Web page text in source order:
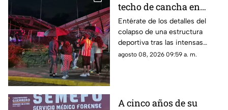
techo de cancha en
Chilpancingo; hubo
lesionados
Entérate de los detalles del
colapso de una estructura
deportiva tras las intensas
precipitaciones y el reporte de
agosto 08, 2026 09:59 a. m.
A cinco años de su